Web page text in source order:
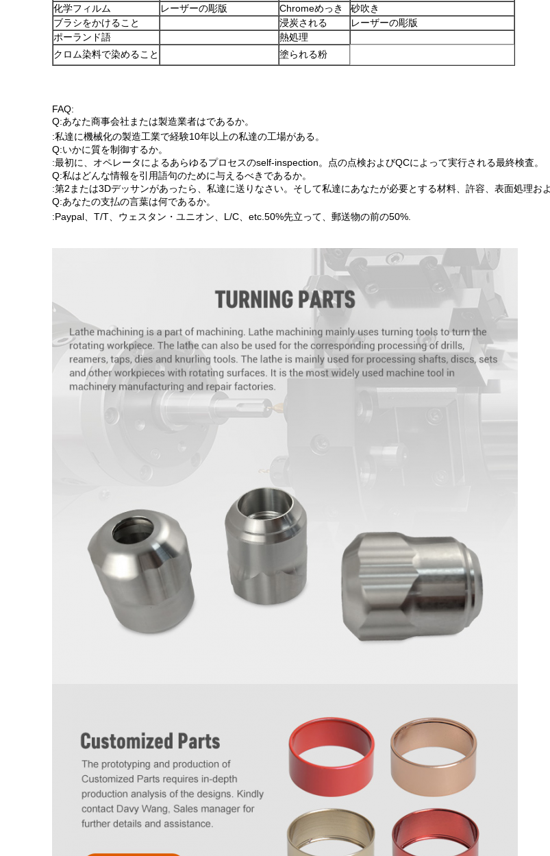
化学フィルム
レーザーの彫版 Chromeめっき
砂吹き
ブラシをかけること
浸炭される
レーザーの彫版
ポーランド語
熱処理
クロム染料で染めること
塗られる粉
FAQ:
Q:あなた商事会社または製造業者はであるか。
:私達に機械化の製造工業で経験10年以上の私達の工場がある。
Q:いかに質を制御するか。
:最初に、オペレータによるあらゆるプロセスのself-inspection。点の点検およびQCによって実行される最終検査。
Q:私はどんな情報を引用語句のために与えるべきであるか。
:第2または3Dデッサンがあったら、私達に送りなさい。そして私達にあなたが必要とする材料、許容、表面処理
Q:あなたの支払の言葉は何であるか。
:Paypal、T/T、ウェスタン・ユニオン、L/C、etc.50%先立って、郵送物の前の50%